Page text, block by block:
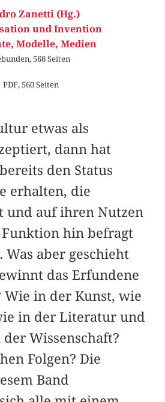
Zanetti (Hg.)
und Invention
Modelle, Medien
568 Seiten
PDF, 560 Seiten
etwas als
dann hat
den Status
erhalten, die
und auf ihren Nutzen
hin befragt
aber geschieht
das Erfundene
in der Kunst, wie
in der Literatur und
Wissenschaft?
Folgen? Die
Band